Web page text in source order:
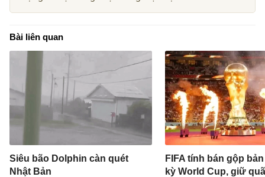
Bài liên quan
Siêu bão Dolphin càn quét
Nhật Bản
FIFA tính bán gộp
kỳ World Cup, giữ